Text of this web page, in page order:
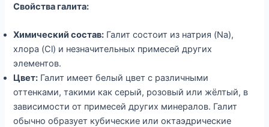
Свойства галита:
Химический состав: Галит состоит из натрия (Na),
хлора (Cl) и незначительных примесей других
элементов.
Цвет: Галит имеет белый цвет с различными
оттенками, такими как серый, розовый или жёлтый, в
зависимости от примесей других минералов. Галит
обычно образует кубические или октаэдрические